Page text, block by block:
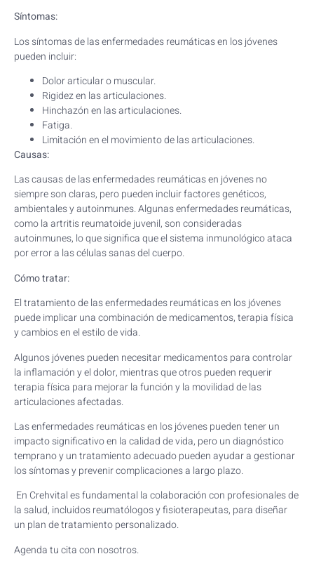
Síntomas:
Los síntomas de las enfermedades reumáticas en los jóvenes
pueden incluir:
Dolor articular o muscular.
Rigidez en las articulaciones.
Hinchazón en las articulaciones.
Fatiga.
Limitación en el movimiento de las articulaciones.
Causas:
Las causas de las enfermedades reumáticas en jóvenes no
siempre son claras, pero pueden incluir factores genéticos,
ambientales y autoinmunes. Algunas enfermedades reumáticas,
como la artritis reumatoide juvenil, son consideradas
autoinmunes, lo que significa que el sistema inmunológico ataca
por error a las células sanas del cuerpo.
Cómo tratar:
El tratamiento de las enfermedades reumáticas en los jóvenes
puede implicar una combinación de medicamentos, terapia física
y cambios en el estilo de vida.
Algunos jóvenes pueden necesitar medicamentos para controlar
la inflamación y el dolor, mientras que otros pueden requerir
terapia física para mejorar la función y la movilidad de las
articulaciones afectadas.
Las enfermedades reumáticas en los jóvenes pueden tener un
impacto significativo en la calidad de vida, pero un diagnóstico
temprano y un tratamiento adecuado pueden ayudar a gestionar
los síntomas y prevenir complicaciones a largo plazo.
En Crehvital es fundamental la colaboración con profesionales de
la salud, incluidos reumatólogos y fisioterapeutas, para diseñar
un plan de tratamiento personalizado.
Agenda tu cita con nosotros.